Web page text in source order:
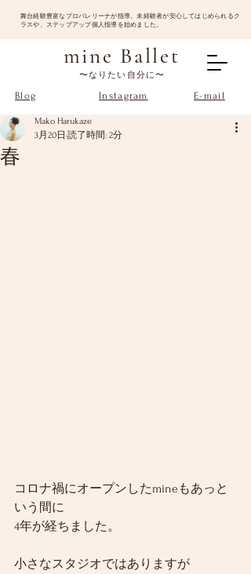
​舞台経験豊富なプロバレリーナが指導。未経験者が安心してはじめられるク
ラスや、ステップアップ個人指導を始めました。
Blog
mine Ballet
〜なりたい自分に〜
Instagram E-mail
春
Mako Harukaze
3月20日 読了時間: 2分
コロナ禍にオープンしたmineもあっと
いう間に
4年が経ちました。
小さなスタジオではありますが